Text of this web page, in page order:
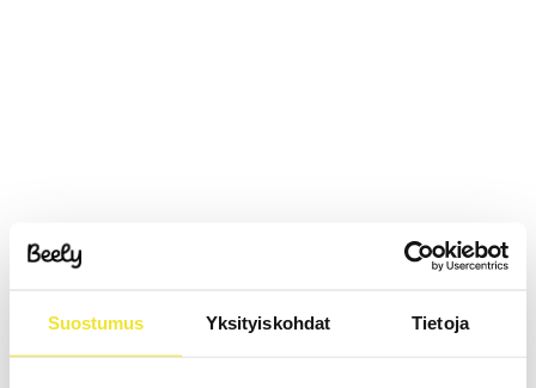
Suostumus Yksityiskohdat Tietoja